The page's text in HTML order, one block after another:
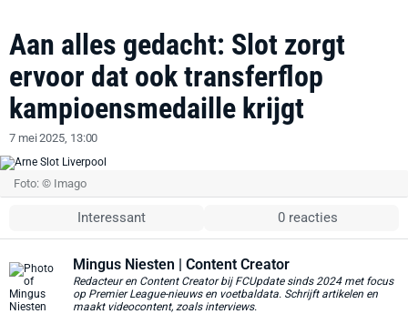
Aan alles gedacht: Slot zorgt
ervoor dat ook transferflop
kampioensmedaille krijgt
7 mei 2025, 13:00
Foto: © Imago
Interessant 0 reacties
Mingus Niesten | Content Creator
Redacteur en Content Creator bij FCUpdate sinds 2024 met focus
op Premier League-nieuws en voetbaldata. Schrijft artikelen en
maakt videocontent, zoals interviews.